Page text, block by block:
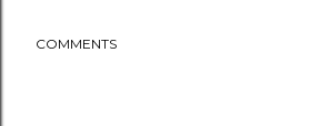
COMMENTS